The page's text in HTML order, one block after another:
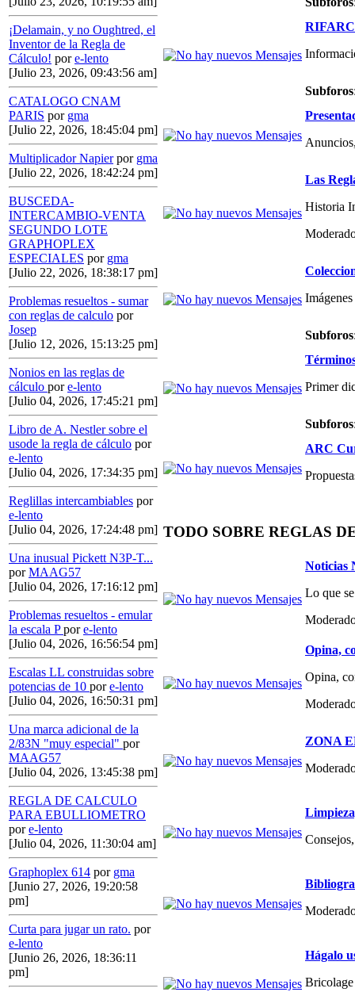
¡Delamain, y no Oughtred, el
Inventor de la Regla de
Cálculo! pore-lento
[Julio 23, 2026, 09:43:56 am]
CATALOGO CNAM
PARIS por gma
[Julio 22, 2026, 18:45:04 pm]
Multiplicador Napier por gma
[Julio 22, 2026, 18:42:24 pm]
BUSCEDA-
INTERCAMBIO-VENTA
SEGUNDO LOTE
GRAPHOPLEX
ESPECIALES por gma
[Julio 22, 2026, 18:38:17 pm]
Problemas resueltos - sumar
con reglas de calculo por
Josep
[Julio 12, 2026, 15:13:25 pm]
Nonios en las reglas de
cálculo pore-lento
[Julio 04, 2026, 17:45:21 pm]
Libro de A. Nestler sobre el
usode la regla de cálculo por
e-lento
[Julio 04, 2026, 17:34:35 pm]
Reglillas intercambiables por
e-lento
[Julio 04, 2026, 17:24:48 pm]
Una inusual Pickett N3P-T...
porMAAG57
[Julio 04, 2026, 17:16:12 pm]
Problemas resueltos - emular
la escala Ppore-lento
[Julio 04, 2026, 16:56:54 pm]
Escalas LL construidas sobre
potencias de 10 pore-lento
[Julio 04, 2026, 16:50:31 pm]
Una marca adicional de la
2/83N "muy especial" por
MAAG57
[Julio 04, 2026, 13:45:38 pm]
REGLA DE CALCULO
PARA EBULLIOMETRO
pore-lento
[Julio 04, 2026, 11:30:04 am]
Graphoplex 614 por gma
[Junio 27, 2026, 19:20:58
pm]
Curta para jugar un rato. por
e-lento
[Junio 26, 2026, 18:36:11
pm]
Subforos
Las
Historia
Subforos
Primer
Subforos
ARC
TODO SOBRE REGLAS
Noticias
Lo que
Opina,
Opina,
ZONA
Hágalo